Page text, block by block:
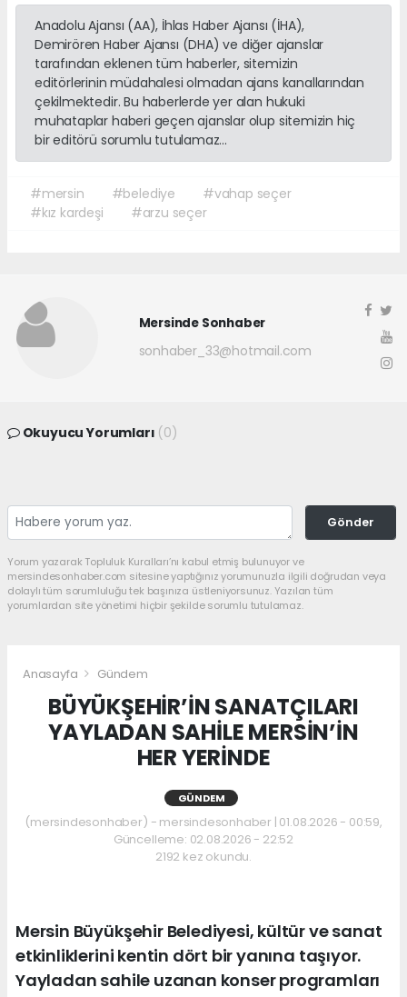
Anadolu Ajansı (AA), İhlas Haber Ajansı (İHA),
Demirören Haber Ajansı (DHA) ve diğer ajanslar
tarafından eklenen tüm haberler, sitemizin
editörlerinin müdahalesi olmadan ajans kanallarından
çekilmektedir. Bu haberlerde yer alan hukuki
muhataplar haberi geçen ajanslar olup sitemizin hiç
bir editörü sorumlu tutulamaz...
#mersin #belediye
#vahap seçer
#kız kardeşi
#arzu seçer
Mersinde Sonhaber
sonhaber_33@hotmail.com
Okuyucu Yorumları (0)
Gönder
Yorum yazarak Topluluk Kuralları’nı kabul etmiş bulunuyor ve
mersindesonhaber.com sitesine yaptığınız yorumunuzla ilgili doğrudan veya
dolaylı tüm sorumluluğu tek başınıza üstleniyorsunuz. Yazılan tüm
yorumlardan site yönetimi hiçbir şekilde sorumlu tutulamaz.
Anasayfa Gündem
BÜYÜKŞEHİR’İN SANATÇILARI
YAYLADAN SAHİLE MERSİN’İN
HER YERİNDE
GÜNDEM
(mersindesonhaber) - mersindesonhaber | 01.08.2026 - 00:59,
Güncelleme: 02.08.2026 - 22:52
2192 kez okundu.
Mersin Büyükşehir Belediyesi, kültür ve sanat
etkinliklerini kentin dört bir yanına taşıyor.
Yayladan sahile uzanan konser programları